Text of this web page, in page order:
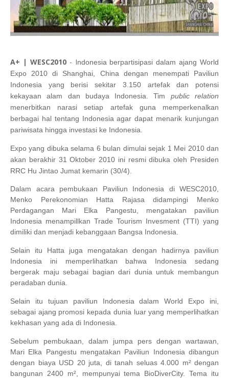
A+ | WESC2010- Indonesia berpartisipasi dalam ajang World
Expo 2010 di Shanghai, China dengan menempati Paviliun
Indonesia yang berisi sekitar 3.150 artefak dan potensi
kekayaan alam dan budaya Indonesia.
Tim public relation
menerbitkan narasi setiap artefak guna memperkenalkan
berbagai hal tentang Indonesia agar dapat menarik kunjungan
pariwisata hingga investasi ke Indonesia.
Expo yang dibuka selama 6 bulan dimulai sejak 1 Mei 2010 dan
akan berakhir 31 Oktober 2010 ini resmi dibuka oleh Presiden
RRC Hu Jintao Jumat kemarin (30/4).
Dalam acara pembukaan Paviliun Indonesia di WESC2010,
Menko Perekonomian Hatta Rajasa
didampingi Menko
Perdagangan
Mari Elka Pangestu , mengatakan paviliun
Indonesia menampillkan Trade Tourism Invesment (TTI) yang
dimiliki dan menjadi kebanggaan Bangsa Indonesia.
Selain itu Hatta juga mengatakan dengan hadirnya paviliun
Indonesia ini memperlihatkan bahwa Indonesia sedang
bergerak maju sebagai bagian dari dunia untuk membangun
peradaban dunia.
Selain itu tujuan paviliun Indonesia dalam World Expo ini,
sebagai ajang promosi kepada dunia luar yang memperlihatkan
kekhasan yang ada di Indonesia.
Sebelum pembukaan, dalam jumpa pers dengan wartawan,
Mari Elka Pangestu mengatakan Paviliun Indonesia dibangun
dengan biaya USD 20 juta, di tanah seluas 4.000 m² dengan
bangunan 2400 m², mempunyai tema BioDiverCity. Tema itu